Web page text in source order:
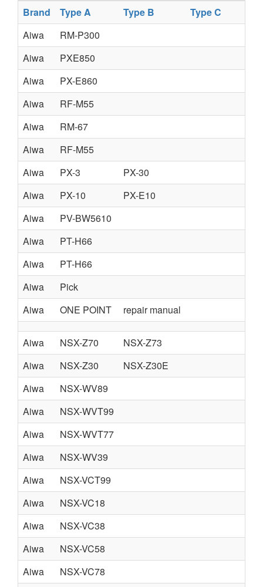
Brand Type A Type B Type C
Aiwa
RM-P300
Aiwa
PXE850
Aiwa
PX-E860
Aiwa
RF-M55
Aiwa
RM-67
Aiwa
RF-M55
Aiwa
PX-3
PX-30
Aiwa
PX-10
PX-E10
Aiwa
PV-BW5610
Aiwa
PT-H66
Aiwa
PT-H66
Aiwa
Pick
Aiwa
ONE POINT repair manual
Aiwa NSX-Z70
NSX-Z73
Aiwa
NSX-Z30
NSX-Z30E
Aiwa
NSX-WV89
Aiwa
NSX-WVT99
Aiwa
NSX-WVT77
Aiwa
NSX-WV39
Aiwa
NSX-VCT99
Aiwa
NSX-VC18
Aiwa
NSX-VC38
Aiwa
NSX-VC58
Aiwa
NSX-VC78